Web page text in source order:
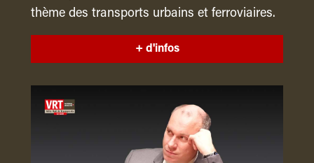
thème des transports urbains et ferroviaires.
+ d'infos